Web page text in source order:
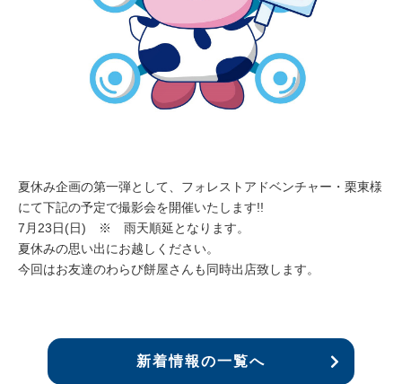
夏休み企画の第一弾として、フォレストアドベンチャー・栗東様
にて下記の予定で撮影会を開催いたします!!
7月23日(日) ※ 雨天順延となります。
夏休みの思い出にお越しください。
今回はお友達のわらび餅屋さんも同時出店致します。
新着情報の一覧へ